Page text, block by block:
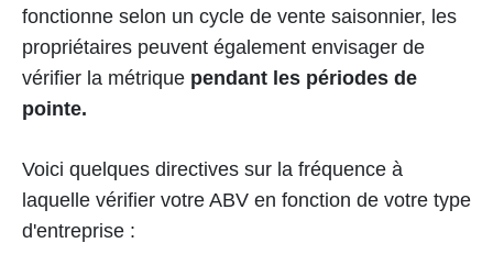
fonctionne selon un cycle de vente saisonnier, les
propriétaires peuvent également envisager de
vérifier la métrique pendant les périodes de
pointe.
Voici quelques directives sur la fréquence à
laquelle vérifier votre ABV en fonction de votre type
d'entreprise :